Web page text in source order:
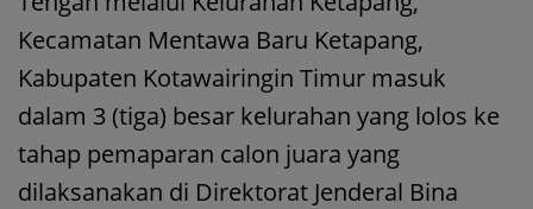
Kecamatan Mentawa Baru Ketapang,
Kabupaten Kotawairingin Timur masuk
dalam 3 (tiga) besar kelurahan yang lolos ke
tahap pemaparan calon juara yang
dilaksanakan di Direktorat Jenderal Bina